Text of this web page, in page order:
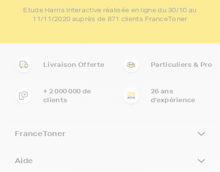
Etude Harris Interactive réalisée en ligne du 30/10 au
11/11/2020 auprès de 871 clients FranceToner
Livraison Offerte Particuliers & Pro
+ 2 000 000 de
clients
26 ans
d'expérience
FranceToner
Aide